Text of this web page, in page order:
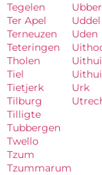
Tegelen
Ter Apel
Terneuzen
Teteringen
Tholen
Tiel
Tietjerk
Tilburg
Tilligte
Tubbergen
Twello
Tzum
Tzummarum
Uddel
Uden
Urk